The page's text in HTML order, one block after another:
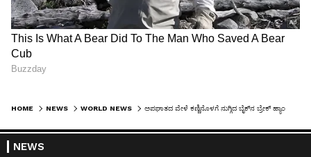
HOME NEWS WORLD NEWS
NEWS